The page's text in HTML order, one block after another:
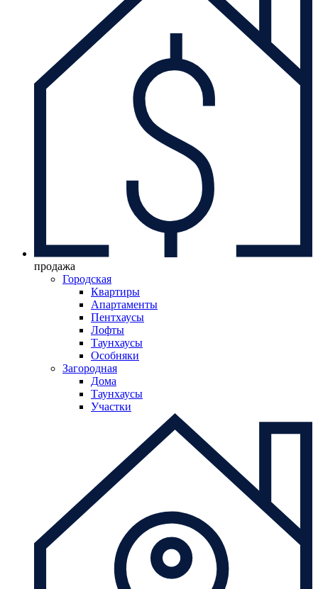
продажа
Городская
Квартиры
Апартаменты
Пентхаусы
Лофты
Таунхаусы
Особняки
Загородная
Дома
Таунхаусы
Участки